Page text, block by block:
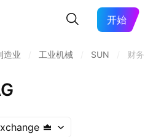
开始
造业 工业机械 SUN 财务